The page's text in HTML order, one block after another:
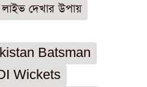
লাইভ দেখার উপায়
Batsman
Wickets